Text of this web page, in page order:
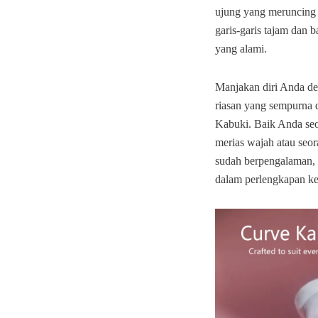
ujung yang
garis-garis tajam dan
yang alami.
Manjakan diri Anda
riasan yang sempurna
Kabuki. Baik Anda
merias wajah atau
sudah
dalam perlengkapan